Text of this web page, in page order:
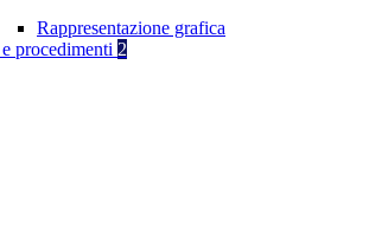
Rappresentazione grafica
procedimenti 2